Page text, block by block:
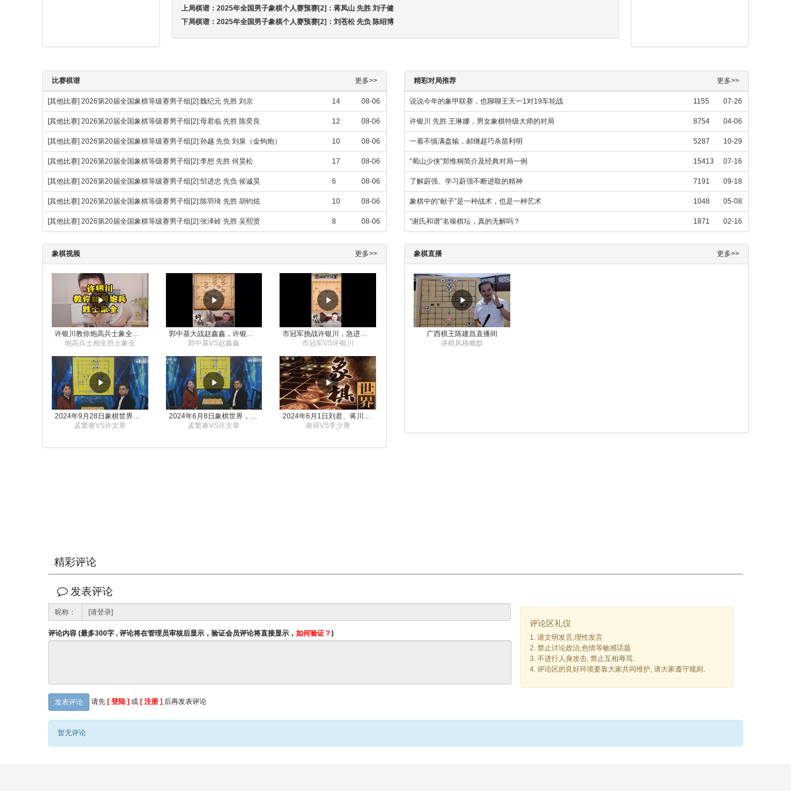
上局棋谱： 2025年全国男子象棋个人赛预赛[2]：蒋凤山 先胜 刘子健
下局棋谱： 2025年全国男子象棋个人赛预赛[2]：刘苍松 先负 陈绍博
比赛棋谱 更多>>
[其他比赛] 2026第20届全国象棋等级赛男子组[2]:魏纪元 先胜 刘京 14 08-06
[其他比赛] 2026第20届全国象棋等级赛男子组[2]:母君临 先胜 陈奕良 12 08-06
[其他比赛] 2026第20届全国象棋等级赛男子组[2]:孙越 先负 刘泉（金钩炮） 10 08-06
[其他比赛] 2026第20届全国象棋等级赛男子组[2]:李想 先胜 何昊松 17 08-06
[其他比赛] 2026第20届全国象棋等级赛男子组[2]:邹进忠 先负 侯诚昊 6 08-06
[其他比赛] 2026第20届全国象棋等级赛男子组[2]:陈羽琦 先胜 胡钧炫 10 08-06
[其他比赛] 2026第20届全国象棋等级赛男子组[2]:张泽岭 先胜 吴熙贤 8 08-06
精彩对局推荐 更多>>
说说今年的象甲联赛，也聊聊王天一1对19车轮战 1155 07-26
许银川 先胜 王琳娜，男女象棋特级大师的对局 8754 04-06
一着不慎满盘输，郝继超巧杀苗利明 5287 10-29
“蜀山少侠”郑惟桐简介及经典对局一例 15413 07-16
了解蔚强、学习蔚强不断进取的精神 7191 09-18
象棋中的“献子”是一种战术，也是一种艺术 1048 05-08
“谢氏和谱”名噪棋坛，真的无解吗？ 1871 02-16
象棋视频 更多>>
炮高兵士相全胜士象全
郭中基VS赵鑫鑫
市冠军VS许银川
2024年9月28日象棋世界栏目，刘君、蒋川讲解了第九届杨官璘杯象棋公开赛孟繁睿与许文章的对局
孟繁睿VS许文章
2024年6月8日象棋世界，刘君、蒋川讲解了第九届杨官璘杯全国象棋公开赛孟繁睿与许文章的对局
孟繁睿VS许文章
2024年6月1日刘君、蒋川讲解第三届上海杯象棋大师赛谢靖与李少庚的对局
谢靖VS李少庚
象棋直播 更多>>
广西棋王陈建昌直播间
讲棋风格幽默
精彩评论
发表评论
昵称：
评论内容 (最多300字 , 评论将在管理员审核后显示，验证会员评论将直接显示， 如何验证？)
发表评论 请先 [ 登陆 ] 或 [ 注册 ] 后再发表评论
评论区礼仪
1. 请文明发言,理性发言
2. 禁止讨论政治,色情等敏感话题
3. 不进行人身攻击, 禁止互相辱骂.
4. 评论区的良好环境要靠大家共同维护, 请大家遵守规则.
暂无评论